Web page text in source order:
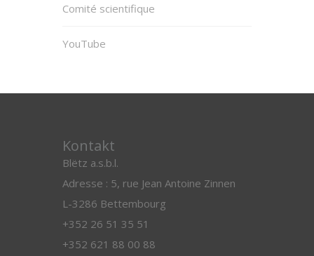
Comité scientifique
YouTube
Kontakt
Blëtz a.s.b.l.
Adresse : 5, rue Jean Antoine Zinnen
L-3286 Bettembourg
+352 26 51 35 51
+352 621 88 00 88